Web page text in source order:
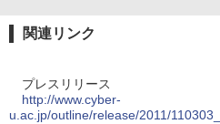
関連リンク
プレスリリース
http://www.cyber-
u.ac.jp/outline/release/2011/